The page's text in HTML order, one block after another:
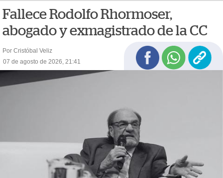
Fallece Rodolfo Rhormoser,
abogado y exmagistrado de la CC
Por Cristóbal Veliz
07 de agosto de 2026, 21:41